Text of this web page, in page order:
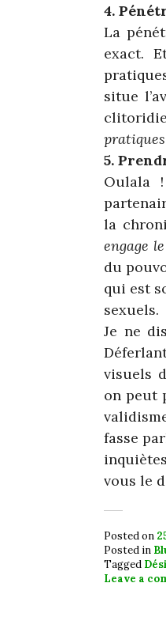
4.
La
exact.
situe
pratiques
5.
Oulala
la
engage
du
qui est
sexuels.
Je ne
visuels
on peut
fasse
vous le
Posted on
Posted in
Tagged
Leave a